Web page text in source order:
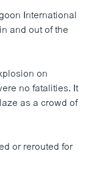
International
and out of the
on
no fatalities. It
as a crowd of
or rerouted for